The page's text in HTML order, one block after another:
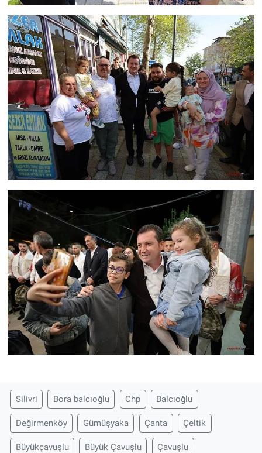
Silivri Bora balcıoğlu Chp Balcıoğlu
Değirmenköy Gümüşyaka Çanta Çeltik
Büyükçavuşlu Büyük Çavuşlu Çavuşlu